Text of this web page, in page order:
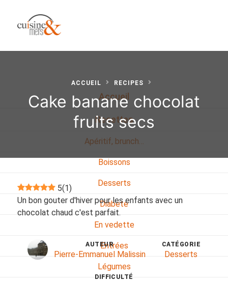
Accueil
Recettes
Apéritif, brunch…
Boissons
Desserts
Diabete
En vedette
Entrées
Légumes
ACCUEIL RECIPES
Cake banane chocolat
fruits secs
5(1)
Un bon gouter d'hiver pour les enfants avec un
chocolat chaud c'est parfait.
AUTEUR
Pierre-Emmanuel Malissin
CATÉGORIE
Desserts
DIFFICULTÉ